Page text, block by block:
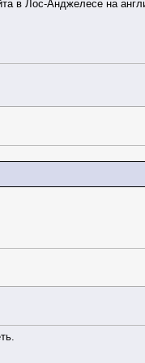
в Лос-Анджелесе на